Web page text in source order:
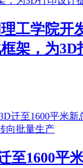
工学院开
架，为3D
至1600平